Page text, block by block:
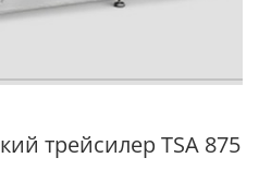
трейсилер TSA 875